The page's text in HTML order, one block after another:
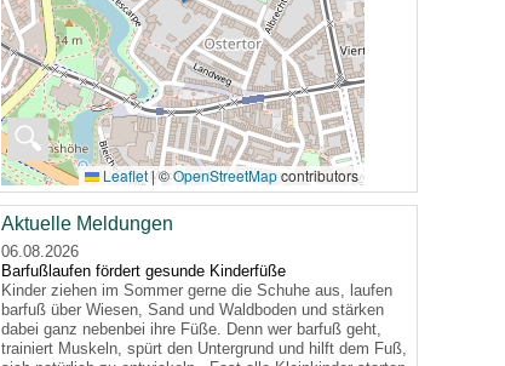
🔍
Leaflet|©OpenStreetMapcontributors
Aktuelle Meldungen
06.08.2026
Barfußlaufen fördert gesunde Kinderfüße
Kinder ziehen im Sommer gerne die Schuhe aus, laufen
barfuß über Wiesen, Sand und Waldboden und stärken
dabei ganz nebenbei ihre Füße. Denn wer barfuß geht,
trainiert Muskeln, spürt den Untergrund und hilft dem Fuß,